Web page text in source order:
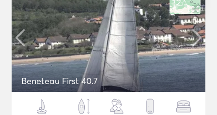
Beneteau First 40.7